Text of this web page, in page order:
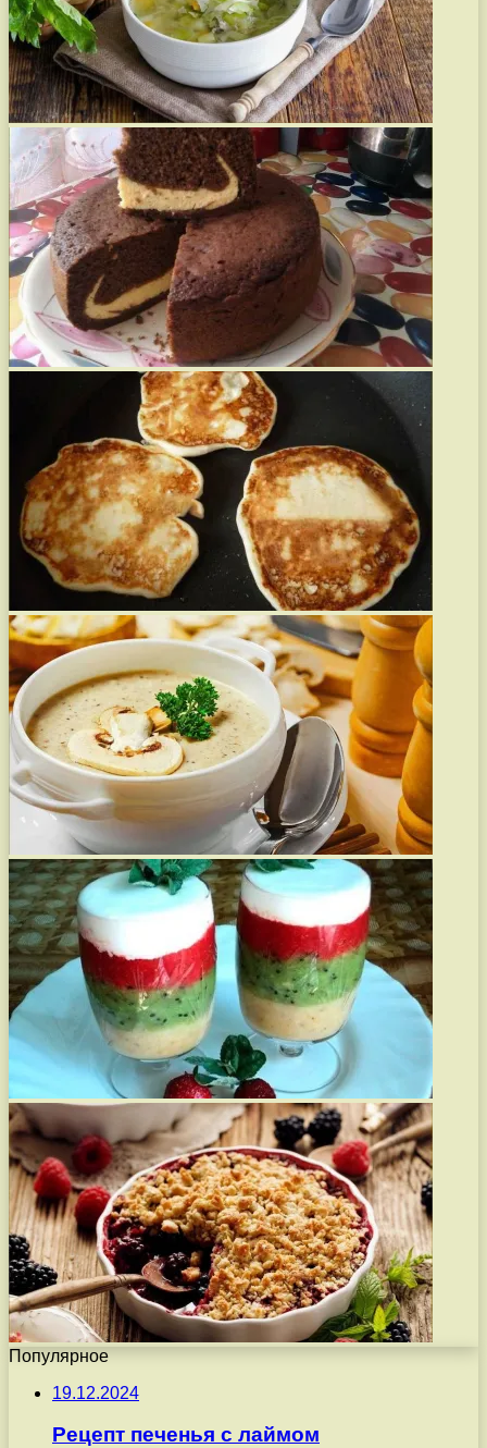
Популярное
19.12.2024
Рецепт печенья с лаймом